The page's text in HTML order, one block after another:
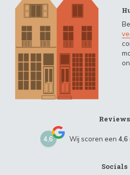
Reviews
4,6 Wij scoren een 4,6
Socials